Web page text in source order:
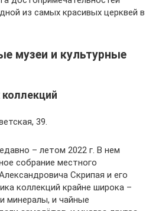
из самых красивых церквей в
музеи и культурные
39.
– летом 2022 г. В нем
собрание местного
Скрипая и его
коллекций крайне широка –
минералы, и чайные